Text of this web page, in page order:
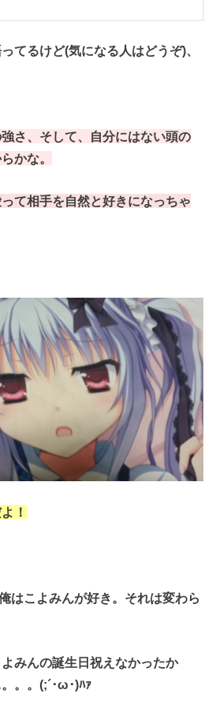
てるけど(気になる人はどうぞ)、
さ、そして、 自分にはない頭の
かな。
て相手を自然と好きになっちゃ
！
はこよみんが好き。それは変わら
みんの誕生日祝えなかったか
。。(;´･ω･)ﾊｧ